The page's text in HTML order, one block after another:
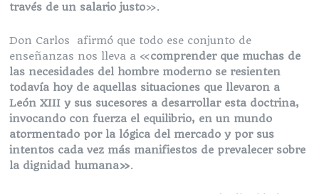
través de un salario justo».
Don Carlos afirmó que todo ese conjunto de
enseñanzas nos lleva a «comprender que muchas de
las necesidades del hombre moderno se resienten
todavía hoy de aquellas situaciones que llevaron a
León XIII y sus sucesores a desarrollar esta doctrina,
invocando con fuerza el equilibrio, en un mundo
atormentado por la lógica del mercado y por sus
intentos cada vez más manifiestos de prevalecer sobre
la dignidad humana».